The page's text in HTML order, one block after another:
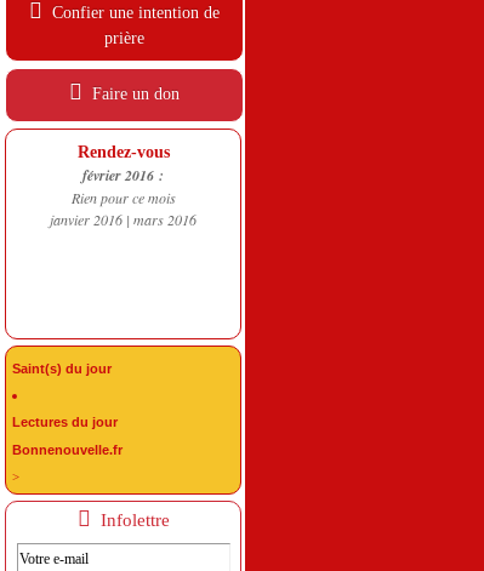
Confier une intention de
prière
Faire un don
Rendez-vous
février 2016 :
Rien pour ce mois
janvier 2016 | mars 2016
Saint(s) du jour
Lectures du jour
Bonnenouvelle.fr
>
Infolettre